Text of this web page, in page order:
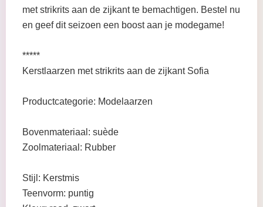
met strikrits aan de zijkant te bemachtigen. Bestel nu
en geef dit seizoen een boost aan je modegame!
*****
Kerstlaarzen met strikrits aan de zijkant Sofia
Productcategorie: Modelaarzen
Bovenmateriaal: suède
Zoolmateriaal: Rubber
Stijl: Kerstmis
Teenvorm: puntig